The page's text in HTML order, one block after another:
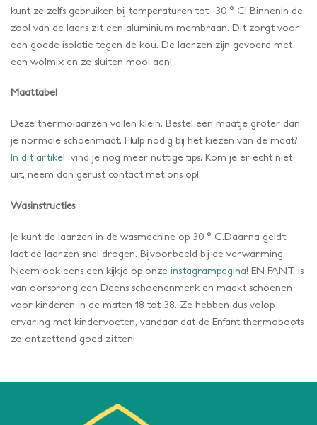
kunt ze zelfs gebruiken bij temperaturen tot -30 ° C! Binnenin de
zool van de laars zit een aluminium membraan. Dit zorgt voor
een goede isolatie tegen de kou. De laarzen zijn gevoerd met
een wolmix en ze sluiten mooi aan!
Maattabel
Deze thermolaarzen vallen klein. Bestel een maatje groter dan
je normale schoenmaat. Hulp nodig bij het kiezen van de maat?
In dit artikel vind je nog meer nuttige tips. Kom je er echt niet
uit, neem dan gerust contact met ons op!
Wasinstructies
Je kunt de laarzen in de wasmachine op 30 ° C.Daarna geldt:
laat de laarzen snel drogen. Bijvoorbeeld bij de verwarming.
Neem ook eens een kijkje op onze instagrampagina! EN FANT is
van oorsprong een Deens schoenenmerk en maakt schoenen
voor kinderen in de maten 18 tot 38. Ze hebben dus volop
ervaring met kindervoeten, vandaar dat de Enfant thermoboots
zo ontzettend goed zitten!